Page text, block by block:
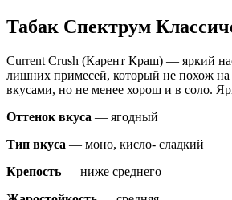
Табак Спектрум
Current Crush (Карент Краш) — яркий
лишних примесей, который не похож на
вкусами, но не менее хорош и в соло.
Оттенок вкуса — ягодный
Тип вкуса — моно, кисло- сладкий
Крепость — ниже среднего